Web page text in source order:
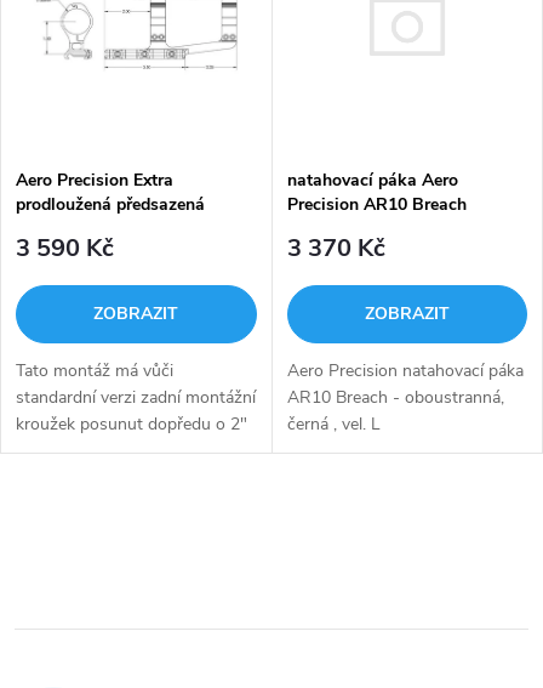
e
p
r
o
d
u
ů
Abecedně
s
p
r
o
d
u
Aero Precision Extra
prodloužená předsazená
– 30 mm
3 590 Kč
ZOBRAZIT
Tato montáž má vůči
standardní verzi zadní montážní
kroužek posunut dopředu o 2"
(50.8 mm) pro použití
natahovací páka Aero
Precision AR10 Breach
3 370 Kč
ZOBRAZIT
Aero Precision natahovací páka
AR10 Breach - oboustranná,
černá , vel. L
l